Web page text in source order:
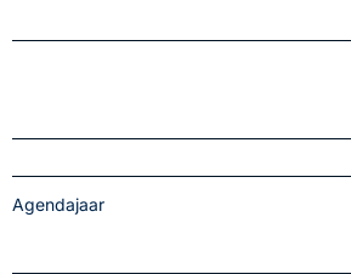
Agendajaar